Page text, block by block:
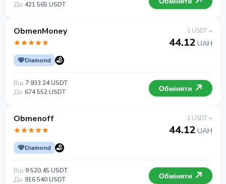
До 421 565 USDT
ObmenMoney
Diamond
1 USDT =
44.12 UAH
Від 7 933.24 USDT
До 674 552 USDT Обміняти
Obmenoff
Diamond
1 USDT =
44.12 UAH
Від 9 520.45 USDT
До 916 540 USDT Обміняти